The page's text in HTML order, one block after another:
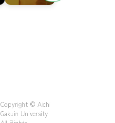
Copyright © Aichi
Gakuin University